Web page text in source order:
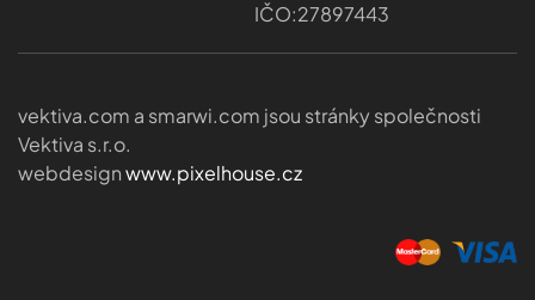
IČO:27897443
vektiva.com a smarwi.com jsou stránky společnosti
Vektiva s.r.o.
webdesignwww.pixelhouse.cz